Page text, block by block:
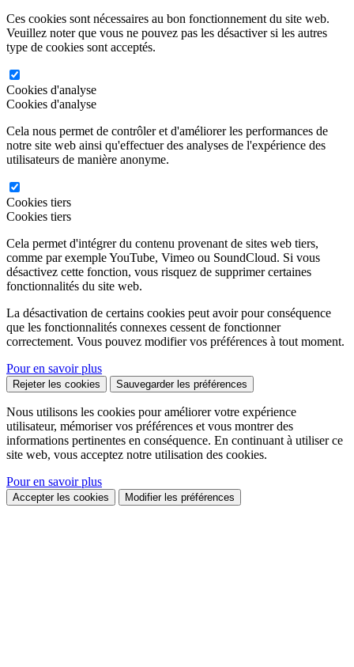
Ces cookies sont nécessaires au bon fonctionnement du site web.
Veuillez noter que vous ne pouvez pas les désactiver si les autres
type de cookies sont acceptés.
Cookies d'analyse
Cookies d'analyse
Cela nous permet de contrôler et d'améliorer les performances de
notre site web ainsi qu'effectuer des analyses de l'expérience des
utilisateurs de manière anonyme.
Cookies tiers
Cookies tiers
Cela permet d'intégrer du contenu provenant de sites web tiers,
comme par exemple YouTube, Vimeo ou SoundCloud. Si vous
désactivez cette fonction, vous risquez de supprimer certaines
fonctionnalités du site web.
La désactivation de certains cookies peut avoir pour conséquence
que les fonctionnalités connexes cessent de fonctionner
correctement. Vous pouvez modifier vos préférences à tout moment.
Pour en savoir plus
Rejeter les cookies Sauvegarder les préférences
Nous utilisons les cookies pour améliorer votre expérience
utilisateur, mémoriser vos préférences et vous montrer des
informations pertinentes en conséquence. En continuant à utiliser ce
site web, vous acceptez notre utilisation des cookies.
Pour en savoir plus
Accepter les cookies Modifier les préférences